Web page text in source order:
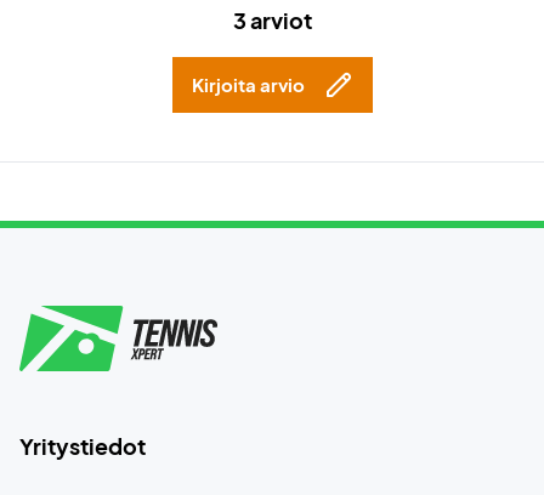
3 arviot
Kirjoita arvio
Yritystiedot